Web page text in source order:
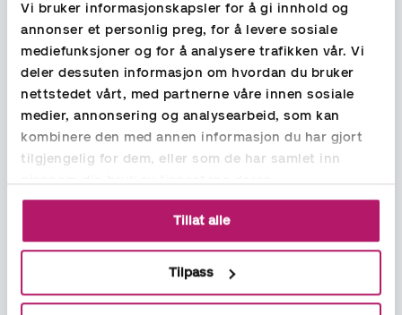
Vi bruker informasjonskapsler for å gi innhold og
annonser et personlig preg, for å levere sosiale
mediefunksjoner og for å analysere trafikken vår. Vi
deler dessuten informasjon om hvordan du bruker
nettstedet vårt, med partnerne våre innen sosiale
medier, annonsering og analysearbeid, som kan
kombinere den med annen informasjon du har gjort
tilgjengelig for dem, eller som de har samlet inn
gjennom din bruk av tjenestene deres.
Tillat alle
Tilpass